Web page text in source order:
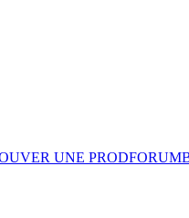
UNE PRODFORUM